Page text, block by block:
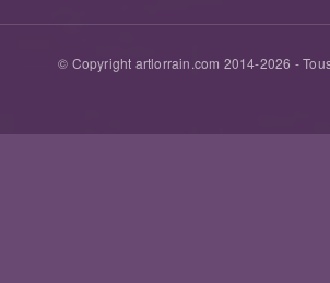
© Copyright artlorrain.com 2014-2026 -